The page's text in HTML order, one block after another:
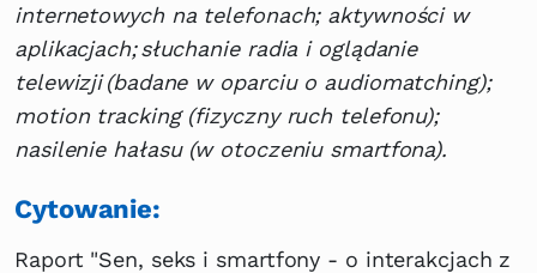
internetowych na telefonach; aktywności w
aplikacjach; słuchanie radia i oglądanie
telewizji (badane w oparciu o audiomatching);
motion tracking (fizyczny ruch telefonu);
nasilenie hałasu (w otoczeniu smartfona).
Cytowanie:
Raport "Sen, seks i smartfony - o interakcjach z